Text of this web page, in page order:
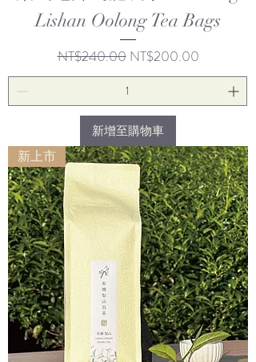
Lishan Oolong Tea Bags
一般價格
NT$240.00 促銷價格
NT$200.00
新增至購物車
新上市